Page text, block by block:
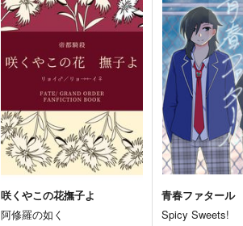
咲くやこの花撫子よ
阿修羅の如く
青春ファタール
Spicy Sweets!